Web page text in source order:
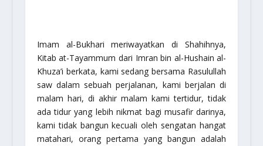
Imam al-Bukhari meriwayatkan diShahihnya,
Kitab at-Tayammum dari Imran bin al-Hushain al-
Khuza’i berkata, kami sedang bersama Rasulullah
saw dalam sebuah perjalanan, kami berjalan di
malam hari, di akhir malam kami tertidur, tidak
ada tidur yang lebih nikmat bagi musafir darinya,
kami tidak bangun kecuali oleh sengatan hangat
matahari, orang pertama yang bangun adalah